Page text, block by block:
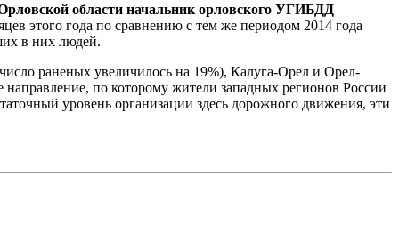
области начальник орловского УГИБДД
этого года по сравнению с тем же периодом 2014 года
в них людей.
раненых увеличилось на 19%), Калуга-Орел и Орел-
по которому жители западных регионов России
уровень организации здесь дорожного движения, эти